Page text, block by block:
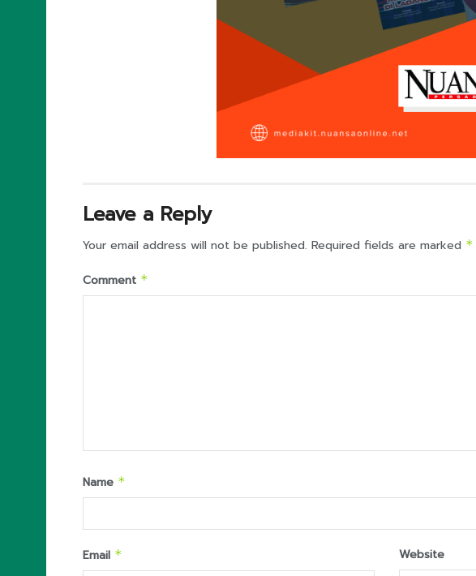
Leave a Reply
Your email address will not be published. Required fields are marked *
Comment *
Name *
Email * Website